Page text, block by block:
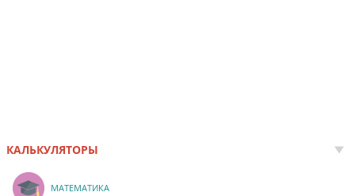
КАЛЬКУЛЯТОРЫ
МАТЕМАТИКА